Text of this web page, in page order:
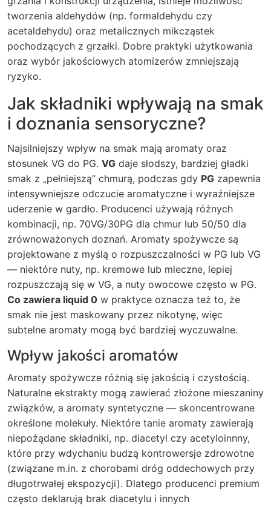
tworzenia aldehydów (np. formaldehydu czy
acetaldehydu) oraz metalicznych mikcząstek
pochodzących z grzałki. Dobre praktyki użytkowania
oraz wybór jakościowych atomizerów zmniejszają
ryzyko.
Jak składniki wpływają na smak
i doznania sensoryczne?
Najsilniejszy wpływ na smak mają aromaty oraz
stosunek VG do PG. VG daje słodszy, bardziej gładki
smak z „pełniejszą” chmurą, podczas gdy PG zapewnia
intensywniejsze odczucie aromatyczne i wyraźniejsze
uderzenie w gardło. Producenci używają różnych
kombinacji, np. 70VG/30PG dla chmur lub 50/50 dla
zrównoważonych doznań. Aromaty spożywcze są
projektowane z myślą o rozpuszczalności w PG lub VG
— niektóre nuty, np. kremowe lub mleczne, lepiej
rozpuszczają się w VG, a nuty owocowe często w PG.
Co zawiera liquid 0 w praktyce oznacza też to, że
smak nie jest maskowany przez nikotynę, więc
subtelne aromaty mogą być bardziej wyczuwalne.
Wpływ jakości aromatów
Aromaty spożywcze różnią się jakością i czystością.
Naturalne ekstrakty mogą zawierać złożone mieszaniny
związków, a aromaty syntetyczne — skoncentrowane
określone molekuły. Niektóre tanie aromaty zawierają
niepożądane składniki, np. diacetyl czy acetyloinnny,
które przy wdychaniu budzą kontrowersje zdrowotne
(związane m.in. z chorobami dróg oddechowych przy
długotrwałej ekspozycji). Dlatego producenci premium
często deklarują brak diacetylu i innych